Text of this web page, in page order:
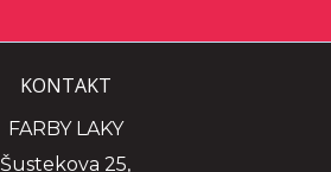
KONTAKT
FARBY LAKY
Šustekova 25,